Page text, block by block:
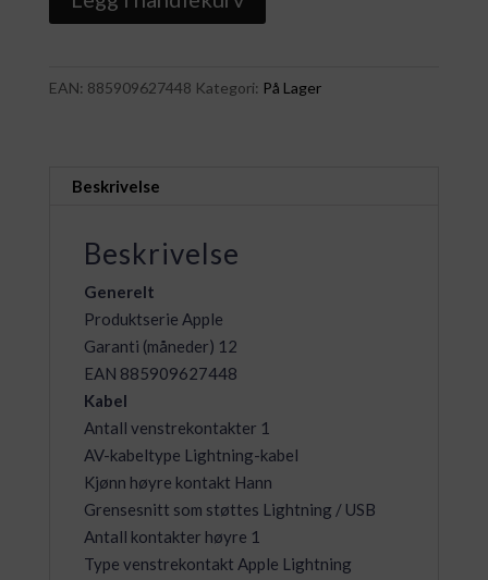
Lightning
A
(hvit)
EAN: 885909627448 Kategori: På Lager
Beskrivelse
Beskrivelse
Generelt
Produktserie Apple
Garanti (måneder) 12
EAN 885909627448
Kabel
Antall venstrekontakter 1
AV-kabeltype Lightning-kabel
Kjønn høyre kontakt Hann
Grensesnitt som støttes Lightning / USB
Antall kontakter høyre 1
Type venstrekontakt Apple Lightning